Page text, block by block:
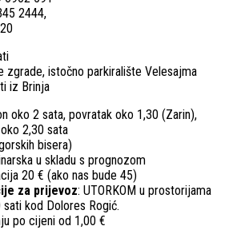
2444,
zgrade, istočno parkiralište Velesajma
iz Brinja
oko 2 sata, povratak oko 1,30 (Zarin),
2,30 sata
bisera)
u skladu s prognozom
20 € (ako nas bude 45)
za prijevoz: UTORKOM u prostorijama
kod Dolores Rogić.
po cijeni od 1,00 €